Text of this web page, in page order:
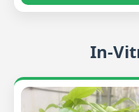
In-